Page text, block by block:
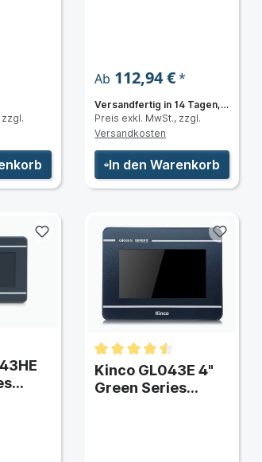
Ab 112,94 €*
Versandfertig in 14 Tagen,
Lieferzeit 3 bis 5 Tage
Preis exkl. MwSt., zzgl.
Versandkosten
In den Warenkorb
Kinco GL043E 4"
Green Series